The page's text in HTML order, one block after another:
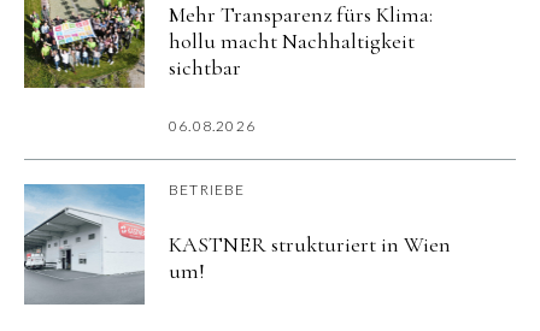
Mehr Transparenz fürs Klima:
hollu macht Nachhaltigkeit
sichtbar
06.08.2026
BETRIEBE
KASTNER strukturiert in Wien
um!